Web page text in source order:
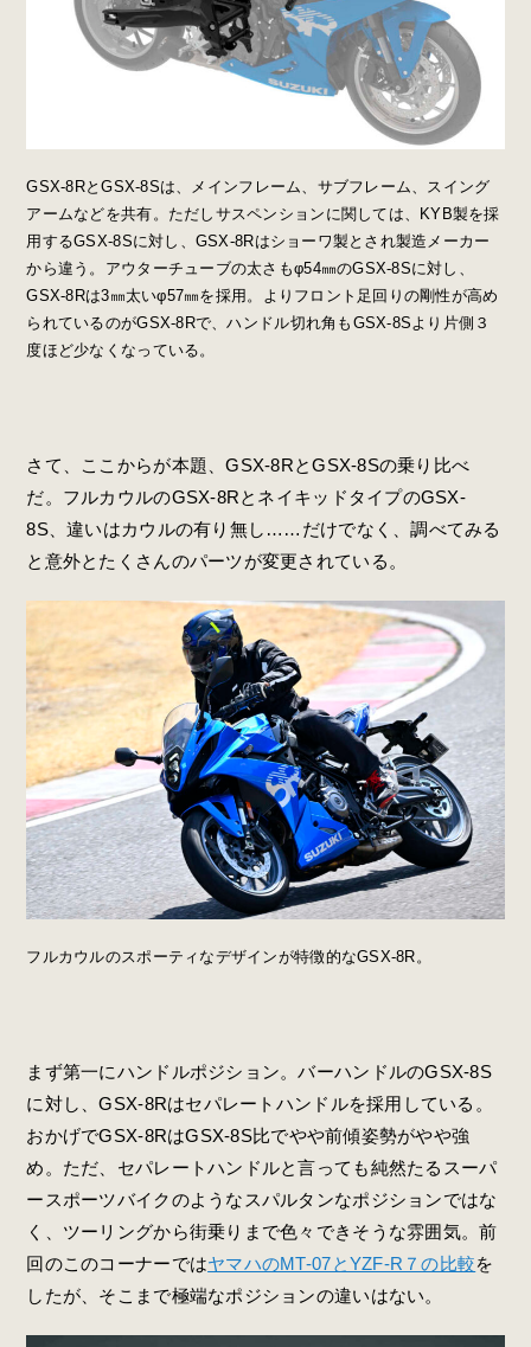
GSX-8RとGSX-8Sは、メインフレーム、サブフレーム、スイング
アームなどを共有。ただしサスペンションに関しては、KYB製を採
用するGSX-8Sに対し、GSX-8Rはショーワ製とされ製造メーカー
から違う。アウターチューブの太さもφ54㎜のGSX-8Sに対し、
GSX-8Rは3㎜太いφ57㎜を採用。よりフロント足回りの剛性が高め
られているのがGSX-8Rで、ハンドル切れ角もGSX-8Sより片側３
度ほど少なくなっている。
さて、ここからが本題、GSX-8RとGSX-8Sの乗り比べ
だ。フルカウルのGSX-8RとネイキッドタイプのGSX-
8S、違いはカウルの有り無し……だけでなく、調べてみる
と意外とたくさんのパーツが変更されている。
フルカウルのスポーティなデザインが特徴的なGSX-8R。
まず第一にハンドルポジション。バーハンドルのGSX-8S
に対し、GSX-8Rはセパレートハンドルを採用している。
おかげでGSX-8RはGSX-8S比でやや前傾姿勢がやや強
め。ただ、セパレートハンドルと言っても純然たるスーパ
ースポーツバイクのようなスパルタンなポジションではな
く、ツーリングから街乗りまで色々できそうな雰囲気。前
回のこのコーナーではヤマハのMT-07とYZF-R７の比較を
したが、そこまで極端なポジションの違いはない。